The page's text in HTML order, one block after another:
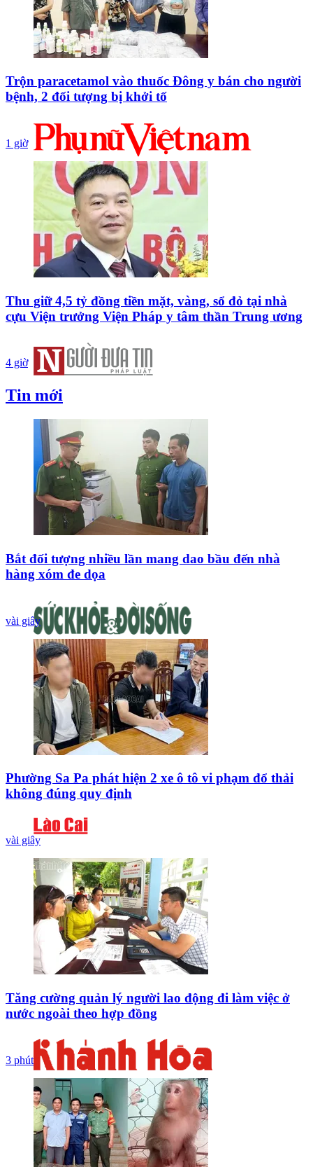
Trộn paracetamol vào thuốc Đông y bán cho người
bệnh, 2 đối tượng bị khởi tố
1 giờ
Thu giữ 4,5 tỷ đồng tiền mặt, vàng, sổ đỏ tại nhà
cựu Viện trưởng Viện Pháp y tâm thần Trung ương
4 giờ
Tin mới
Bắt đối tượng nhiều lần mang dao bầu đến nhà
hàng xóm đe dọa
vài giây
Phường Sa Pa phát hiện 2 xe ô tô vi phạm đổ thải
không đúng quy định
vài giây
Tăng cường quản lý người lao động đi làm việc ở
nước ngoài theo hợp đồng
3 phút